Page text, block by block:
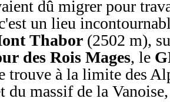
dû migrer pour
un lieu
Thabor (2502 m),
des Rois Mages, le
trouve à la limite des
du massif de la